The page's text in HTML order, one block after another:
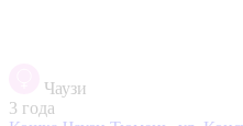
Чаузи
3 года